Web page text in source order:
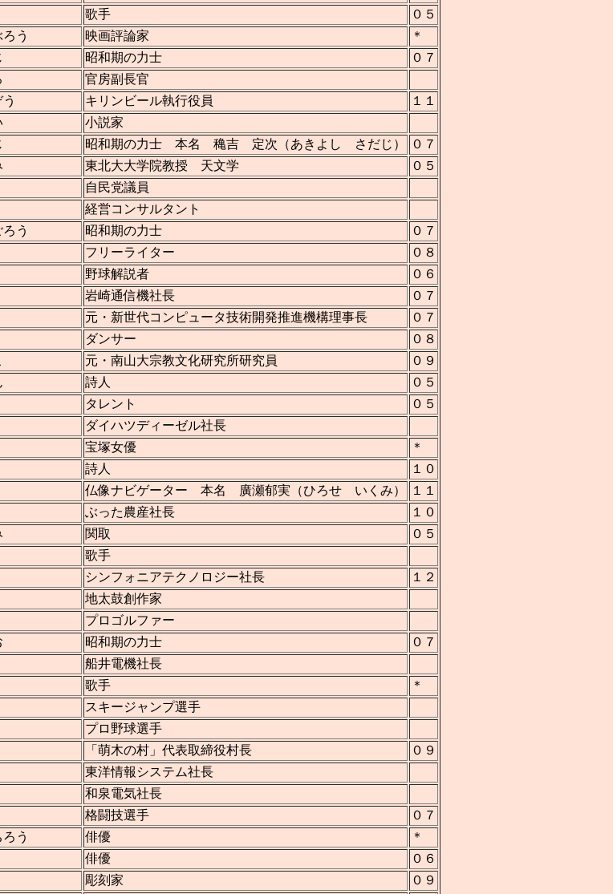
歌手
０５
う 映画評論家
＊
昭和期の力士
０７
官房副長官
キリンビール執行役員
１１
小説家
昭和期の力士 本名 穐吉 定次（あきよし さだじ）
０７
東北大大学院教授 天文学
０５
自民党議員
経営コンサルタント
う 昭和期の力士
０７
フリーライター
０８
野球解説者
０６
岩崎通信機社長
０７
元・新世代コンピュータ技術開発推進機構理事長
０７
ダンサー
０８
元・南山大宗教文化研究所研究員
０９
詩人
０５
タレント
０５
ダイハツディーゼル社長
宝塚女優
＊
詩人
１０
仏像ナビゲーター 本名 廣瀬郁実（ひろせ いくみ）
１１
ぶった農産社長
１０
関取
０５
歌手
シンフォニアテクノロジー社長
１２
地太鼓創作家
プロゴルファー
昭和期の力士
０７
船井電機社長
歌手
＊
スキージャンプ選手
プロ野球選手
「萌木の村」代表取締役村長
０９
東洋情報システム社長
和泉電気社長
格闘技選手
０７
う 俳優
＊
俳優
０６
彫刻家
０９